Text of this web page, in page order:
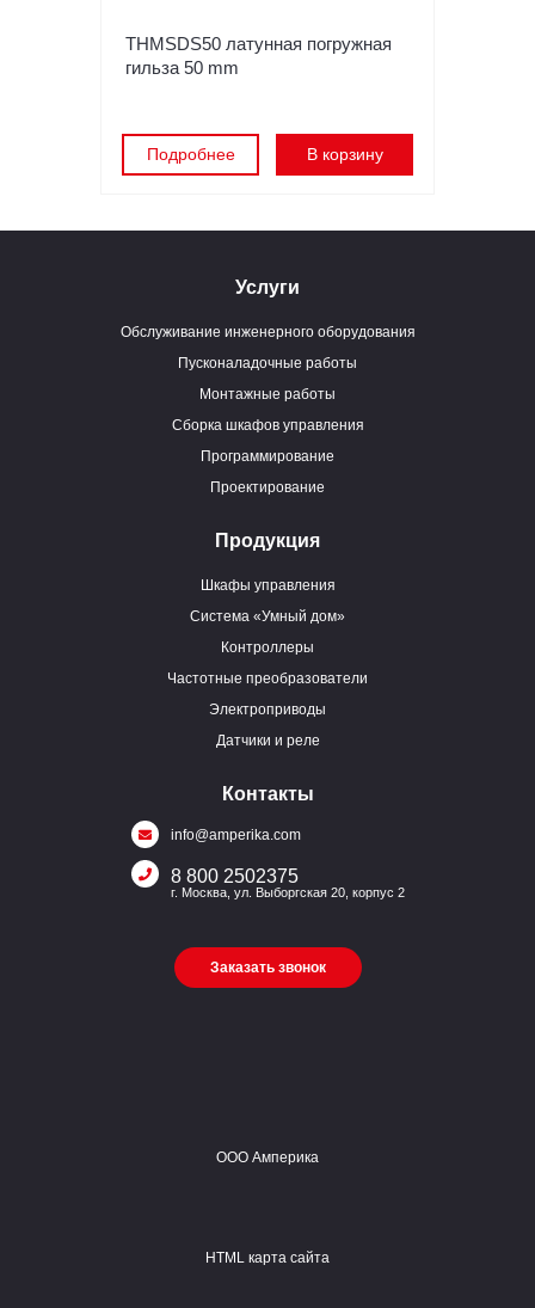
THMSDS50 латунная погружная
гильза 50 mm
Подробнее В корзину
ООО Амперика
HTML карта сайта
Услуги
Обслуживание инженерного оборудования
Пусконаладочные работы
Монтажные работы
Сборка шкафов управления
Программирование
Проектирование
Продукция
Шкафы управления
Система «Умный дом»
Контроллеры
Частотные преобразователи
Электроприводы
Датчики и реле
Контакты
info@amperika.com
8 800 2502375
г. Москва, ул. Выборгская 20, корпус 2
Заказать звонок